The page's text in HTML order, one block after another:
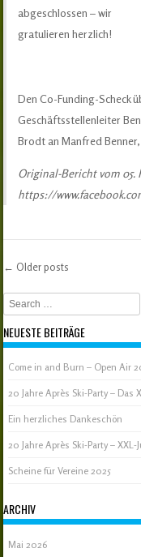
abgeschlossen – wir
gratulieren herzlich!
Den Co-Funding-Scheck
Geschäftsstellenleiter
Brodt an Manfred
Original-Bericht vom 05.
https://
Post navigation
← Older posts
Search
NEUESTE BEITRÄGE
Come in and Burn – Open Air
20 Jahre Après Ski-Party – Das
Ein herzliches Dankeschön
20 Jahre Après Ski-Party –
Scheine für Vereine 2025
ARCHIV
Mai 2026